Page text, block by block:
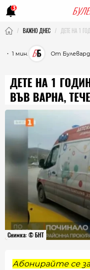
3
ВАЖНО ДНЕС ДЕТЕ НА 1
・ 1 мин. От
ДЕТЕ НА 1
ВЪВ ВАРНА,
Снимка: © БНТ
Абонирайте се